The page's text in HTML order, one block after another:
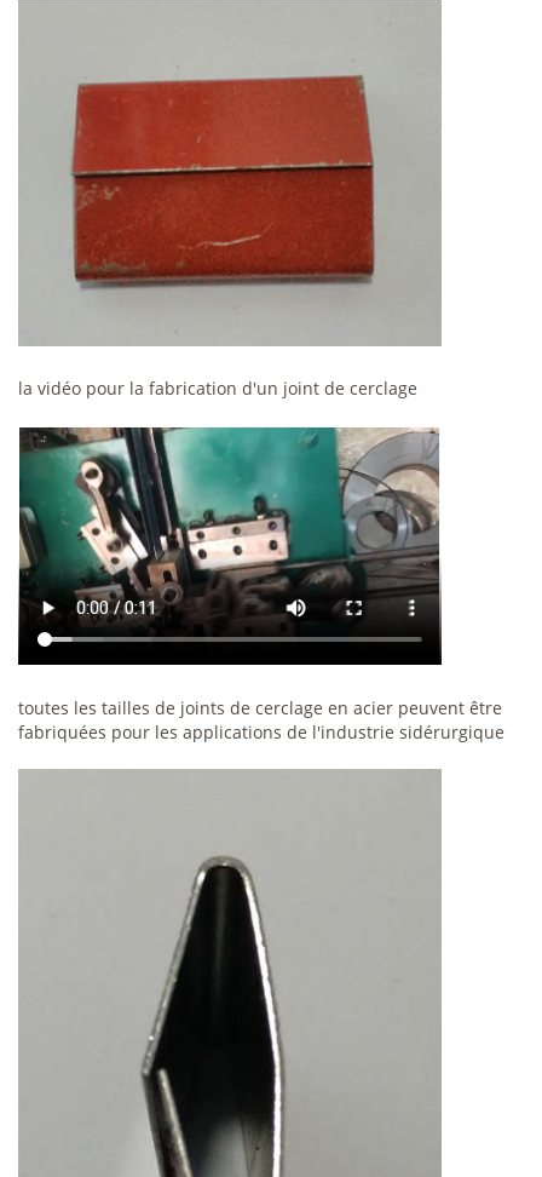
la vidéo pour la fabrication d'un joint de cerclage
toutes les tailles de joints de cerclage en acier peuvent être
fabriquées pour les applications de l'industrie sidérurgique